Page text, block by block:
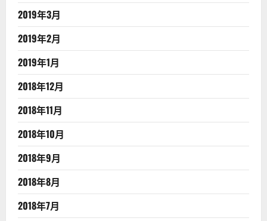
2019年3月
2019年2月
2019年1月
2018年12月
2018年11月
2018年10月
2018年9月
2018年8月
2018年7月